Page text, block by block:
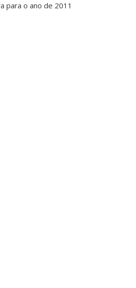
para o ano de 2011